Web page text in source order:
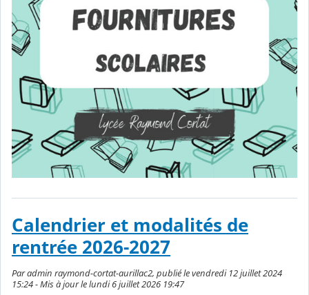
Calendrier et modalités de
rentrée 2026-2027
Par admin raymond-cortat-aurillac2, publié le vendredi 12 juillet 2024
15:24 - Mis à jour le lundi 6 juillet 2026 19:47